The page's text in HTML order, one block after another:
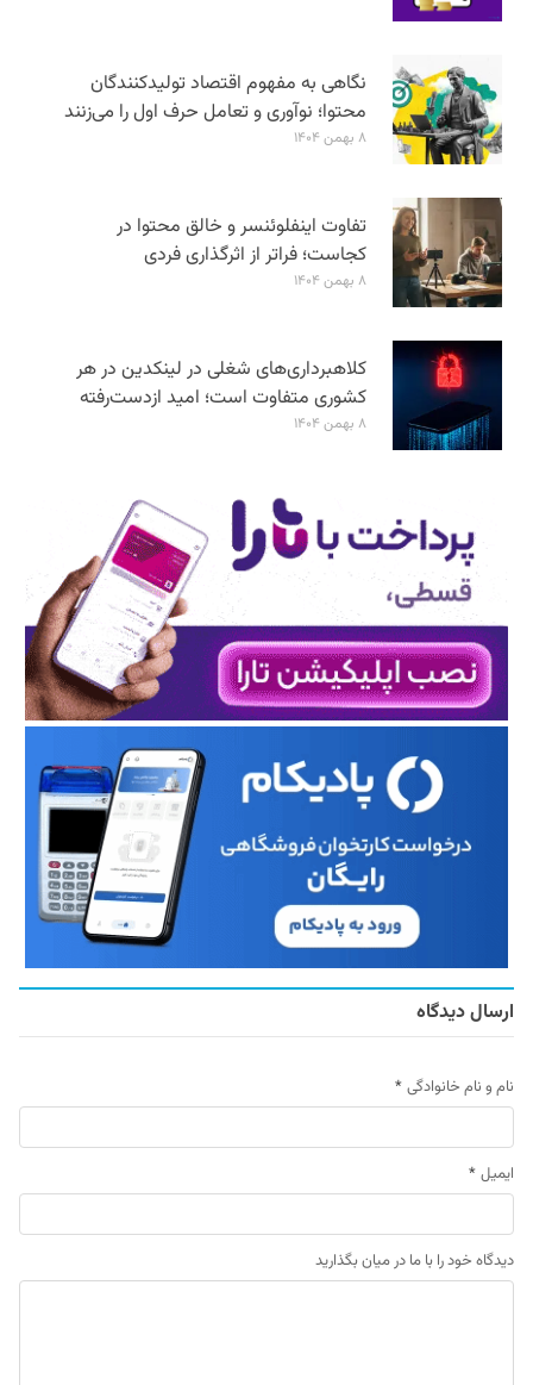
نگاهی به مفهوم اقتصاد تولیدکنندگان
محتوا؛ نوآوری و تعامل حرف اول را می‌زنند
۸ بهمن ۱۴۰۴
تفاوت اینفلوئنسر و خالق محتوا در
کجاست؛ فراتر از اثرگذاری فردی
۸ بهمن ۱۴۰۴
کلاهبرداری‌های شغلی در لینکدین در هر
کشوری متفاوت است؛ امید ازدست‌رفته
۸ بهمن ۱۴۰۴
ارسال دیدگاه
نام و نام خانوادگی *
ایمیل *
دیدگاه خود را با ما در میان بگذارید